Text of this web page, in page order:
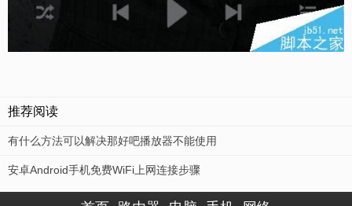
推荐阅读
有什么方法可以解决那好吧播放器不能使用
安卓Android手机免费WiFi上网连接步骤